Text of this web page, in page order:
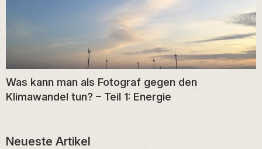
Was kann man als Fotograf gegen den
Klimawandel tun? – Teil 1: Energie
Neueste Artikel